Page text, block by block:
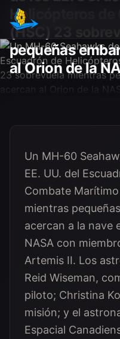
Skip to main content
Helicópteros
(HSC) 23
pequeñas
al Orion de la
Un MH-60
EE. UU. del
Combate
mientras
acercan a la nave
NASA con
Artemis II. Los
Reid Wiseman,
piloto; Christina
misión; y el
Espacial